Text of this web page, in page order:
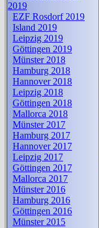
2019
EZF Rosdorf 2019
Island 2019
Leipzig 2019
Göttingen 2019
Münster 2018
Hamburg 2018
Hannover 2018
Leipzig 2018
Göttingen 2018
Mallorca 2018
Münster 2017
Hamburg 2017
Hannover 2017
Leipzig 2017
Göttingen 2017
Mallorca 2017
Münster 2016
Hamburg 2016
Göttingen 2016
Münster 2015